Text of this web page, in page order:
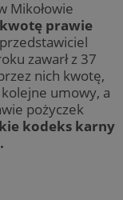
Mikołowie
kwotę prawie
zawarł z 37
nich kwotę,
umowy, a
pożyczek
kodeks karny